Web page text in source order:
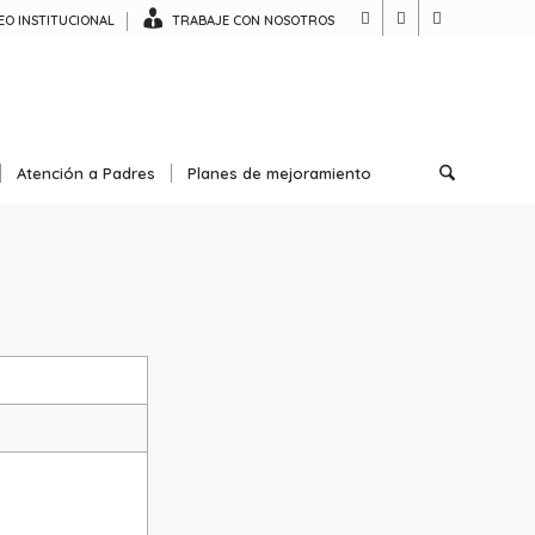
INSTITUCIONAL TRABAJE CON NOSOTROS
Atención a Padres Planes de mejoramiento